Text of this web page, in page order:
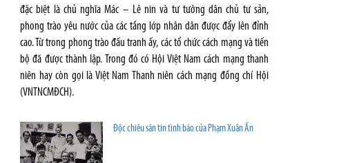
đặc biệt là chủ nghĩa Mác – Lê nin và tư tưởng dân chủ tư sản,
phong trào yêu nước của các tầng lớp nhân dân được đẩy lên đỉnh
cao. Từ trong phong trào đấu tranh ấy, các tổ chức cách mạng và tiến
bộ đã được thành lập. Trong đó có Hội Việt Nam cách mạng thanh
niên hay còn gọi là Việt Nam Thanh niên cách mạng đồng chí Hội
(VNTNCMĐCH).
Độc chiêu săn tin tình báo của Phạm Xuân Ẩn